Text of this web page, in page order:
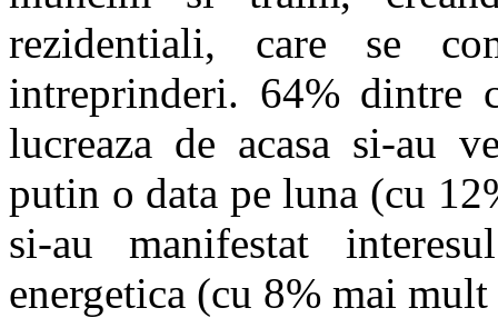
rezidentiali, care se
intreprinderi. 64% dintre
lucreaza de acasa si-au
putin o data pe luna (cu
si-au manifestat
energetica (cu 8% mai